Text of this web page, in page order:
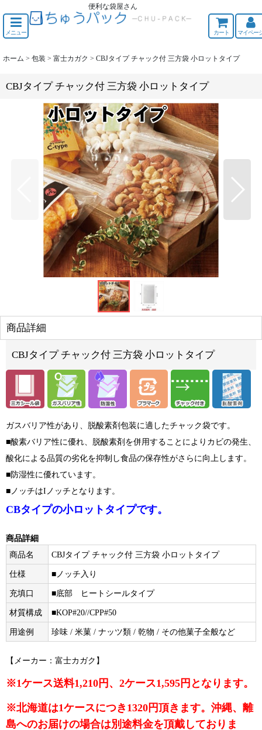
便利な袋屋さん
メニュー カート マイペー
ホーム > 包装 > 富士カガク > CBJタイプ チャック付 三方袋 小ロットタイプ
CBJタイプ チャック付 三方袋 小ロットタイプ
商品詳細
CBJタイプ チャック付 三方袋 小ロットタイプ
ガスバリア性があり、脱酸素剤包装に適したチャック袋です。
■酸素バリア性に優れ、脱酸素剤を併用することによりカビの発生、
酸化による品質の劣化を抑制し食品の保存性がさらに向上します。
■防湿性に優れています。
■ノッチはIノッチとなります。
CBタイプの小ロットタイプです。
商品詳細
商品名
CBJタイプ チャック付 三方袋 小ロットタイプ
仕様 ■ノッチ入り
充填口 ■底部 ヒートシールタイプ
材質構成 ■KOP#20//CPP#50
用途例 珍味 / 米菓 / ナッツ類 / 乾物 / その他菓子全般など
【メーカー：富士カガク】
※1ケース送料1,210円、2ケース1,595円となります。
※北海道は1ケースにつき1320円頂きます。沖縄、離
島へのお届けの場合は別途料金を頂戴しておりま